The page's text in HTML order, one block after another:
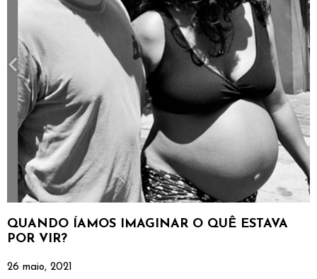
QUANDO ÍAMOS IMAGINAR O QUÊ ESTAVA
POR VIR?
26 maio, 2021